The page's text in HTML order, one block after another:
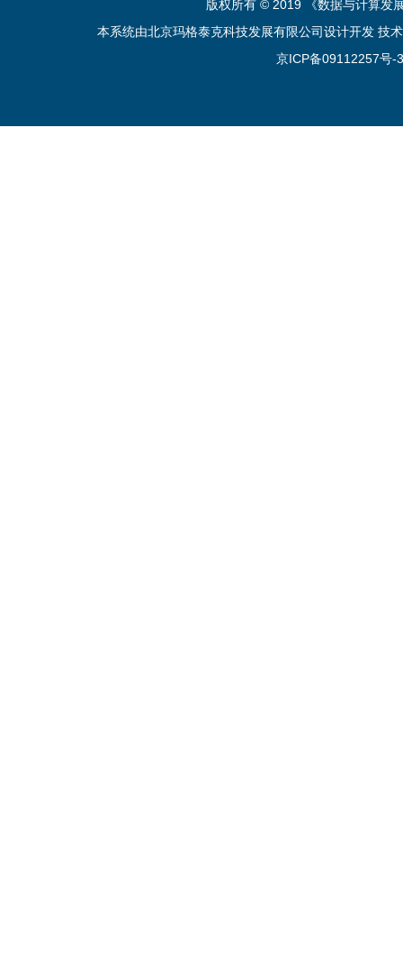
版权所有 © 2019 《数据与计算发
本系统由北京玛格泰克科技发展有限公司设计开发 技
京ICP备09112257号-